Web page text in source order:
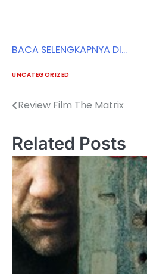
BACA SELENGKAPNYA DI…
UNCATEGORIZED
Post
Review Film The Matrix
Related Posts